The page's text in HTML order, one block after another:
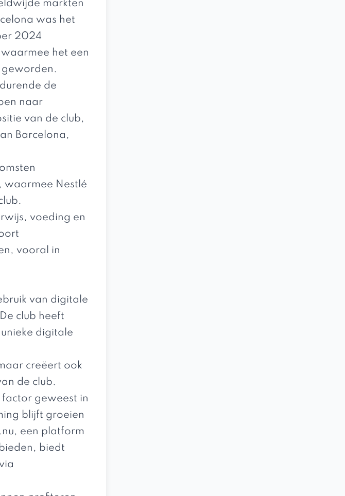
markten
was het
2024
het een
geworden.
de
naar
van de club,
Barcelona,
waarmee Nestlé
voeding en
vooral in
van digitale
club heeft
digitale
creëert ook
de club.
geweest in
blijft groeien
, een platform
biedt